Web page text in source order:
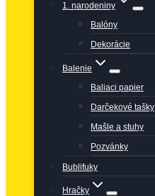
1. narodeniny
Balóny
Dekorácie
Balenie
Baliaci papier
Darčekové tašky
Mašle a stuhy
Pozvánky
Bublifuky
Hračky